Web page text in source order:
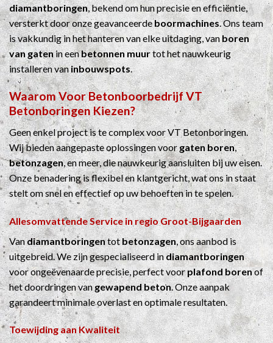
diamantboringen, bekend om hun precisie en efficiëntie,
versterkt door onze geavanceerdeboormachines. Ons team
is vakkundig in het hanteren van elke uitdaging, vanboren
van gatenin eenbetonnen muurtot het nauwkeurig
installeren vaninbouwspots.
Waarom VoorBetonboorbedrijfVT
Betonboringen Kiezen?
Geen enkel project is te complex voor VT Betonboringen.
Wij bieden aangepaste oplossingen voorgaten boren,
betonzagen, en meer, die nauwkeurig aansluiten bij uw eisen.
Onze benadering is flexibel en klantgericht, wat ons in staat
stelt om snel en effectief op uw behoeften in te spelen.
Allesomvattende Service in regio Groot-Bijgaarden
Vandiamantboringentotbetonzagen, ons aanbod is
uitgebreid. We zijn gespecialiseerd indiamantboringen
voor ongeëvenaarde precisie, perfect voorplafond borenof
het doordringen vangewapend beton. Onze aanpak
garandeert minimale overlast en optimale resultaten.
Toewijding aan Kwaliteit